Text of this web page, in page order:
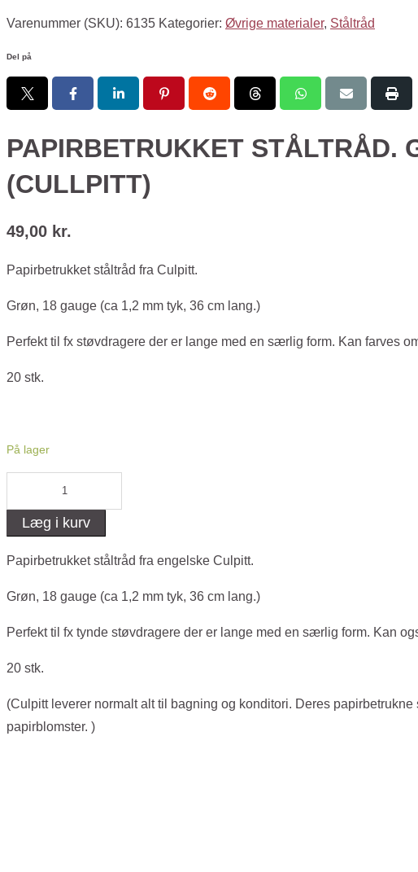
Varenummer (SKU): 6135 Kategorier: Øvrige materialer, Ståltråd
Del på
PAPIRBETRUKKET STÅLTRÅD.
(CULLPITT)
49,00 kr.
Papirbetrukket ståltråd fra Culpitt.
Grøn, 18 gauge (ca 1,2 mm tyk, 36 cm lang.)
Perfekt til fx støvdragere der er lange med en særlig form. Kan farves
20 stk.
På lager
Papirbetrukket
ståltråd.
Grøn
Gauge
Læg i kurv
Papirbetrukket ståltråd fra engelske Culpitt.
Grøn, 18 gauge (ca 1,2 mm tyk, 36 cm lang.)
Perfekt til fx tynde støvdragere der er lange med en særlig form. Kan
20 stk.
(Culpitt leverer normalt alt til bagning og konditori. Deres
papirblomster. )